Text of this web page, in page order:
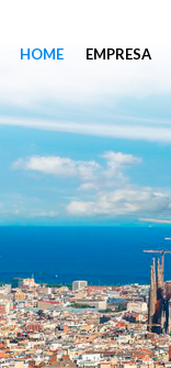
HOME EMPRESA